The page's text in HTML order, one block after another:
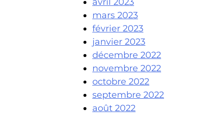
mars 2023
février 2023
janvier 2023
décembre 2022
novembre 2022
octobre 2022
septembre 2022
août 2022